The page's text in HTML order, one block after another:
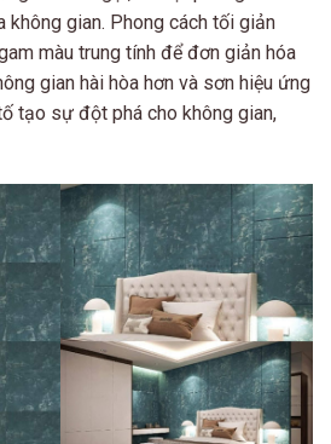
gian. Phong cách tối giản
màu trung tính để đơn giản hóa
gian hài hòa hơn và sơn hiệu ứng
tạo sự đột phá cho không gian,